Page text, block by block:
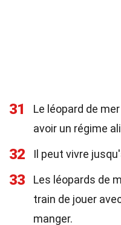
31
Le léopard de
avoir un régime
32 Il peut vivre
33
Les léopards de
train de jouer
manger.